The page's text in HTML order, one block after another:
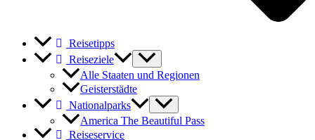
Reisetipps
Reiseziele
Alle Staaten und Regionen
Geisterstädte
Nationalparks
America The Beautiful Pass
Reiseservice